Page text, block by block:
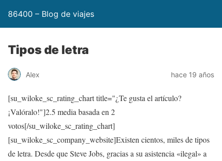
86400 – Blog de viajes
Tipos de letra
Alex hace 19 años
[su_wiloke_sc_rating_chart title="¿Te gusta el artículo?
¡Valóralo!"]2.5 media basada en 2
votos[/su_wiloke_sc_rating_chart]
[su_wiloke_sc_company_website]Existen cientos, miles de tipos
de letra. Desde que Steve Jobs, gracias a su asistencia «ilegal» a